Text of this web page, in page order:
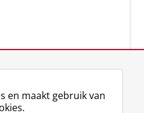
en maakt gebruik van